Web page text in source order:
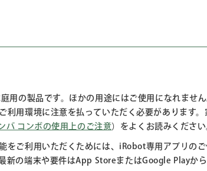
用の製品です。ほかの用途にはご使用になれませ
利用環境に注意を払っていただく必要があります
バ コンボの使用上のご注意）をよくお読みくださ
をご利用いただくためには、iRobot専用アプリの
新の端末や要件はApp StoreまたはGoogle Playか